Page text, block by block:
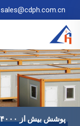
sales@cdph.com.cn
پوشش بیش از ۴۰۰۰ پروژه